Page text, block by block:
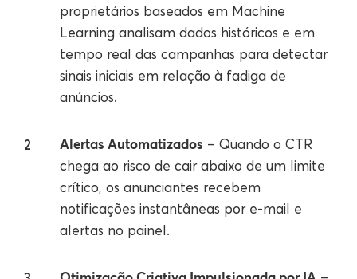
proprietários baseados em Machine
Learning analisam dados históricos e em
tempo real das campanhas para detectar
sinais iniciais em relação à fadiga de
anúncios.
Alertas Automatizados – Quando o CTR
chega ao risco de cair abaixo de um limite
crítico, os anunciantes recebem
notificações instantâneas por e-mail e
alertas no painel.